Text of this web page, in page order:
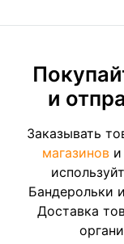
и
Заказывать
магазинови
Бандерольки
Доставка